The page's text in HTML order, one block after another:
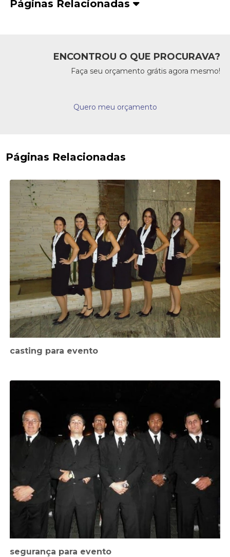
Páginas Relacionadas
ENCONTROU O QUE PROCURAVA?
Faça seu orçamento grátis agora mesmo!
Quero meu orçamento
Páginas Relacionadas
casting para evento
segurança para evento